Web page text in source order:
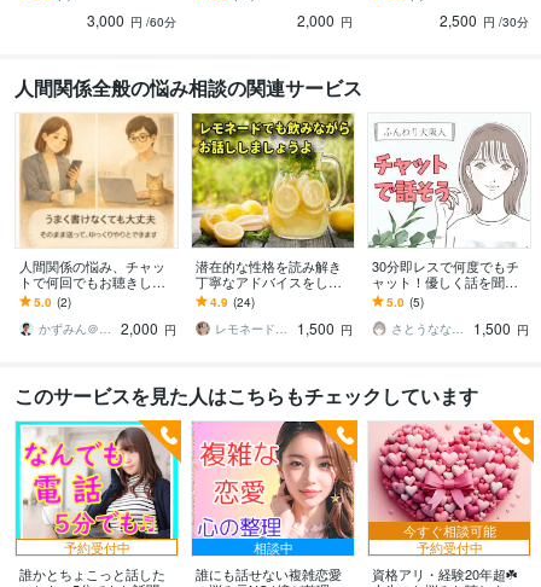
が苦手でも、絵本は作れ
3,000 円 /60分
ャット♪電話だと緊張する
人におすすめです！2,000 円
イル・ブログのアドバイ
スや楽しむコツを伝授♪
2,500 円 /30分
人間関係全般の悩み相談の関連サービス
人間関係の悩み、チャッ
トで何回でもお聴きしま
す 人間関係❗️仕事がつらい
❗️もう限界❗️その悩み受けと
めます
5.0 (2)
かずみん＠人生のモヤモヤ解消アドバイザー
2,000 円
潜在的な性格を読み解き
丁寧なアドバイスをしま
す チャットで話す⇒明日
が笑顔になるためのマイ
ンドシフトチェンジ
4.9 (24)
レモネードでも飲みながら～いづ
1,500 円
30分即レスで何度でもチ
ャット！優しく話を聞き
ます 回数無制限♫延長で
きます！悩み相談、愚
痴、雑談、LINE感覚
5.0 (5)
さとうなな Satoo00
1,500 円
このサービスを見た人はこちらもチェックしています
予約受付中
誰かとちょこっと話した
相談中
誰にも話せない複雑恋愛
今すぐ相談可能
予約受付中
資格アリ・経験20年超☘️